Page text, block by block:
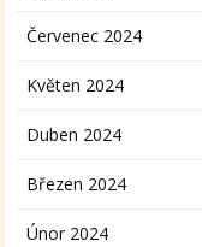
Červenec 2024
Květen 2024
Duben 2024
Březen 2024
Únor 2024